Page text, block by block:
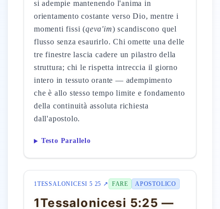
si adempie mantenendo l'anima in
orientamento costante verso Dio, mentre i
momenti fissi (qeva'im) scandiscono quel
flusso senza esaurirlo. Chi omette una delle
tre finestre lascia cadere un pilastro della
struttura; chi le rispetta intreccia il giorno
intero in tessuto orante — adempimento
che è allo stesso tempo limite e fondamento
della continuità assoluta richiesta
dall'apostolo.
Testo Parallelo
1TESSALONICESI 5 25 ↗ FARE APOSTOLICO
1Tessalonicesi 5:25 —